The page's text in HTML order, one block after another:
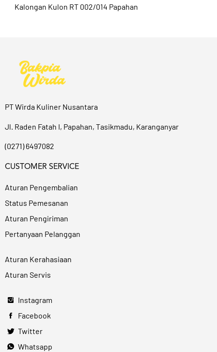
Kalongan Kulon RT 002/014 Papahan
PT Wirda Kuliner Nusantara
Jl. Raden Fatah I, Papahan, Tasikmadu, Karanganyar
(0271) 6497082
CUSTOMER SERVICE
Aturan Pengembalian
Status Pemesanan
Aturan Pengiriman
Pertanyaan Pelanggan
Aturan Kerahasiaan
Aturan Servis
Instagram
Facebook
Twitter
Whatsapp